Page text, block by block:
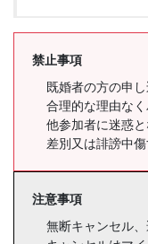
禁止事項
既婚者の方の申
合理的な理由な
他参加者に迷惑
差別又は誹謗中
注意事項
無断キャンセル